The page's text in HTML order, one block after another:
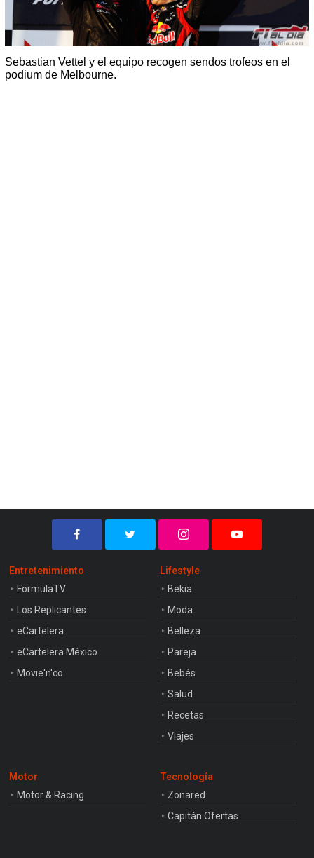
Sebastian Vettel y el equipo recogen sendos trofeos en el
podium de Melbourne.
Entretenimiento
FormulaTV
Los Replicantes
eCartelera
eCartelera México
Movie'n'co
Lifestyle
Bekia
Moda
Belleza
Pareja
Bebés
Salud
Recetas
Viajes
Motor
Motor & Racing
Tecnología
Zonared
Capitán Ofertas